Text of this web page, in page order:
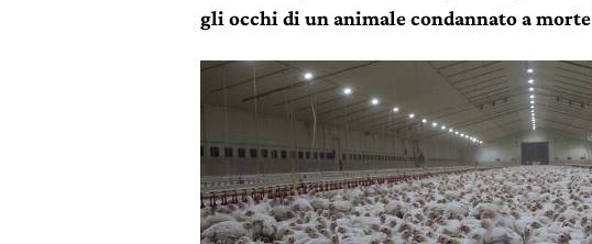
gli occhi di un animale condannato a morte